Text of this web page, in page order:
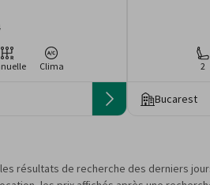
Clima 2
Bucarest
résultats de recherche des derniers